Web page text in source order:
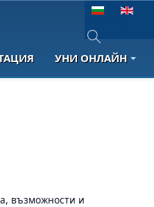
Изберете език
Type 2 or
УНИ ОНЛАЙН
възможности и